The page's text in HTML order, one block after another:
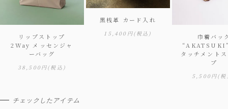
リップストップ
2Way メッセンジャ
ーバッグ
38,500円(税込)
黒桟革 カード入れ
15,400円(税込)
巾着バッ
タッチメント
プ
5,500円(
チェックしたアイテム